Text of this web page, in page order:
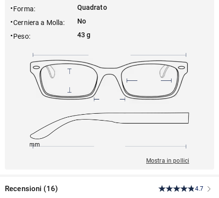
Forma:
Quadrato
Cerniera a Molla:
No
Peso: 43 g
156mm
Mostra in pollici
Recensioni (16) 4.7